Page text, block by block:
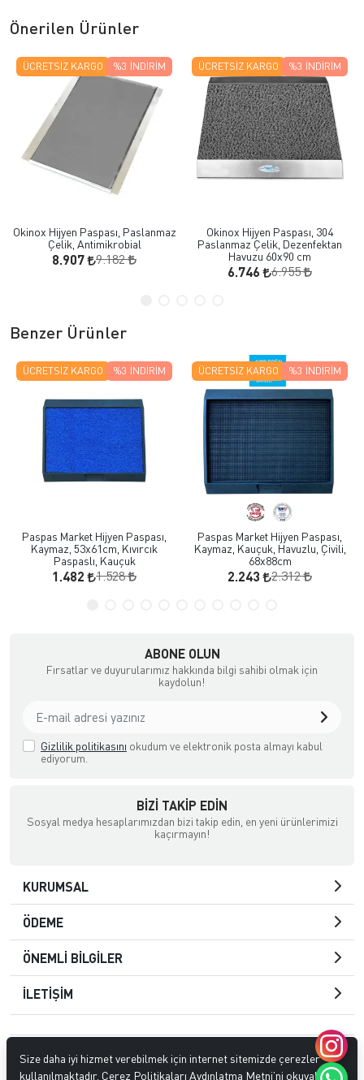
Önerilen Ürünler
ÜCRETSIZ KARGO
Okinox Hijyen Paspası, Paslanmaz
Çelik, Antimikrobial
8.907 9.182
%3 İNDIRIM ÜCRETSIZ KARGO
Okinox Hijyen Paspası, 304
Paslanmaz Çelik, Dezenfektan
Havuzu 60x90 cm
6.746 6.955
%3 İNDIRIM
Benzer Ürünler
ÜCRETSIZ KARGO
Paspas Market Hijyen Paspası,
Kaymaz, 53x61cm, Kıvırcık
Paspaslı, Kauçuk
1.482 1.528
%3 İNDIRIM ÜCRETSIZ KARGO
Paspas Market Hijyen Paspası,
Kaymaz, Kauçuk, Havuzlu, Çivili,
68x88cm
2.243 2.312
%3 İNDIRIM
ABONE OLUN
Fırsatlar ve duyurularımız hakkında bilgi sahibi olmak için
kaydolun!
Gizlilik politikasını okudum ve elektronik posta almayı kabul
ediyorum.
BIZI TAKIP EDIN
Sosyal medya hesaplarımızdan bizi takip edin, en yeni ürünlerimizi
kaçırmayın!
KURUMSAL
ÖDEME
ÖNEMLİ BİLGİLER
İLETİŞİM
. Tüm hakları
saklıdır.
Size daha iyi hizmet verebilmek için internet sitemizde çerezler
kullanılmaktadır. Çerez Politikaları Aydınlatma Metni’ni okuyabilir